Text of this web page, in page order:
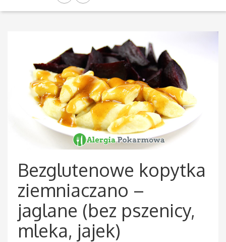
Bezglutenowe kopytka
ziemniaczano –
jaglane (bez pszenicy,
mleka, jajek)